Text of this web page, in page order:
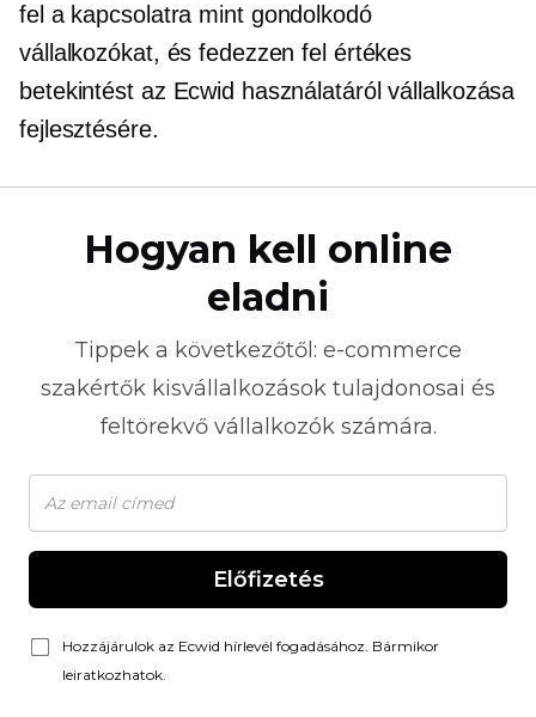
fel a kapcsolatra mint gondolkodó
vállalkozókat, és fedezzen fel értékes
betekintést az Ecwid használatáról vállalkozása
fejlesztésére.
Hogyan kell online
eladni
Tippek a következőtől: e-commerce
szakértők kisvállalkozások tulajdonosai és
feltörekvő vállalkozók számára.
Előfizetés
Hozzájárulok az Ecwid hírlevél fogadásához. Bármikor
leiratkozhatok.